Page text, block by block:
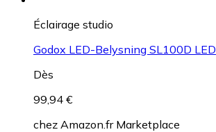
Éclairage studio
Godox LED-Belysning SL100D LED
Dès
99,94 €
chez Amazon.fr Marketplace